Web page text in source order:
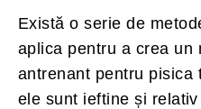
Există o serie de
aplica pentru a crea un
antrenant pentru pisica
ele sunt ieftine și